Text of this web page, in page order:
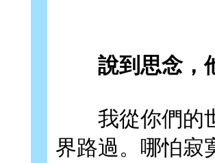
說到思念
我從你們的世
界路過。哪怕寂